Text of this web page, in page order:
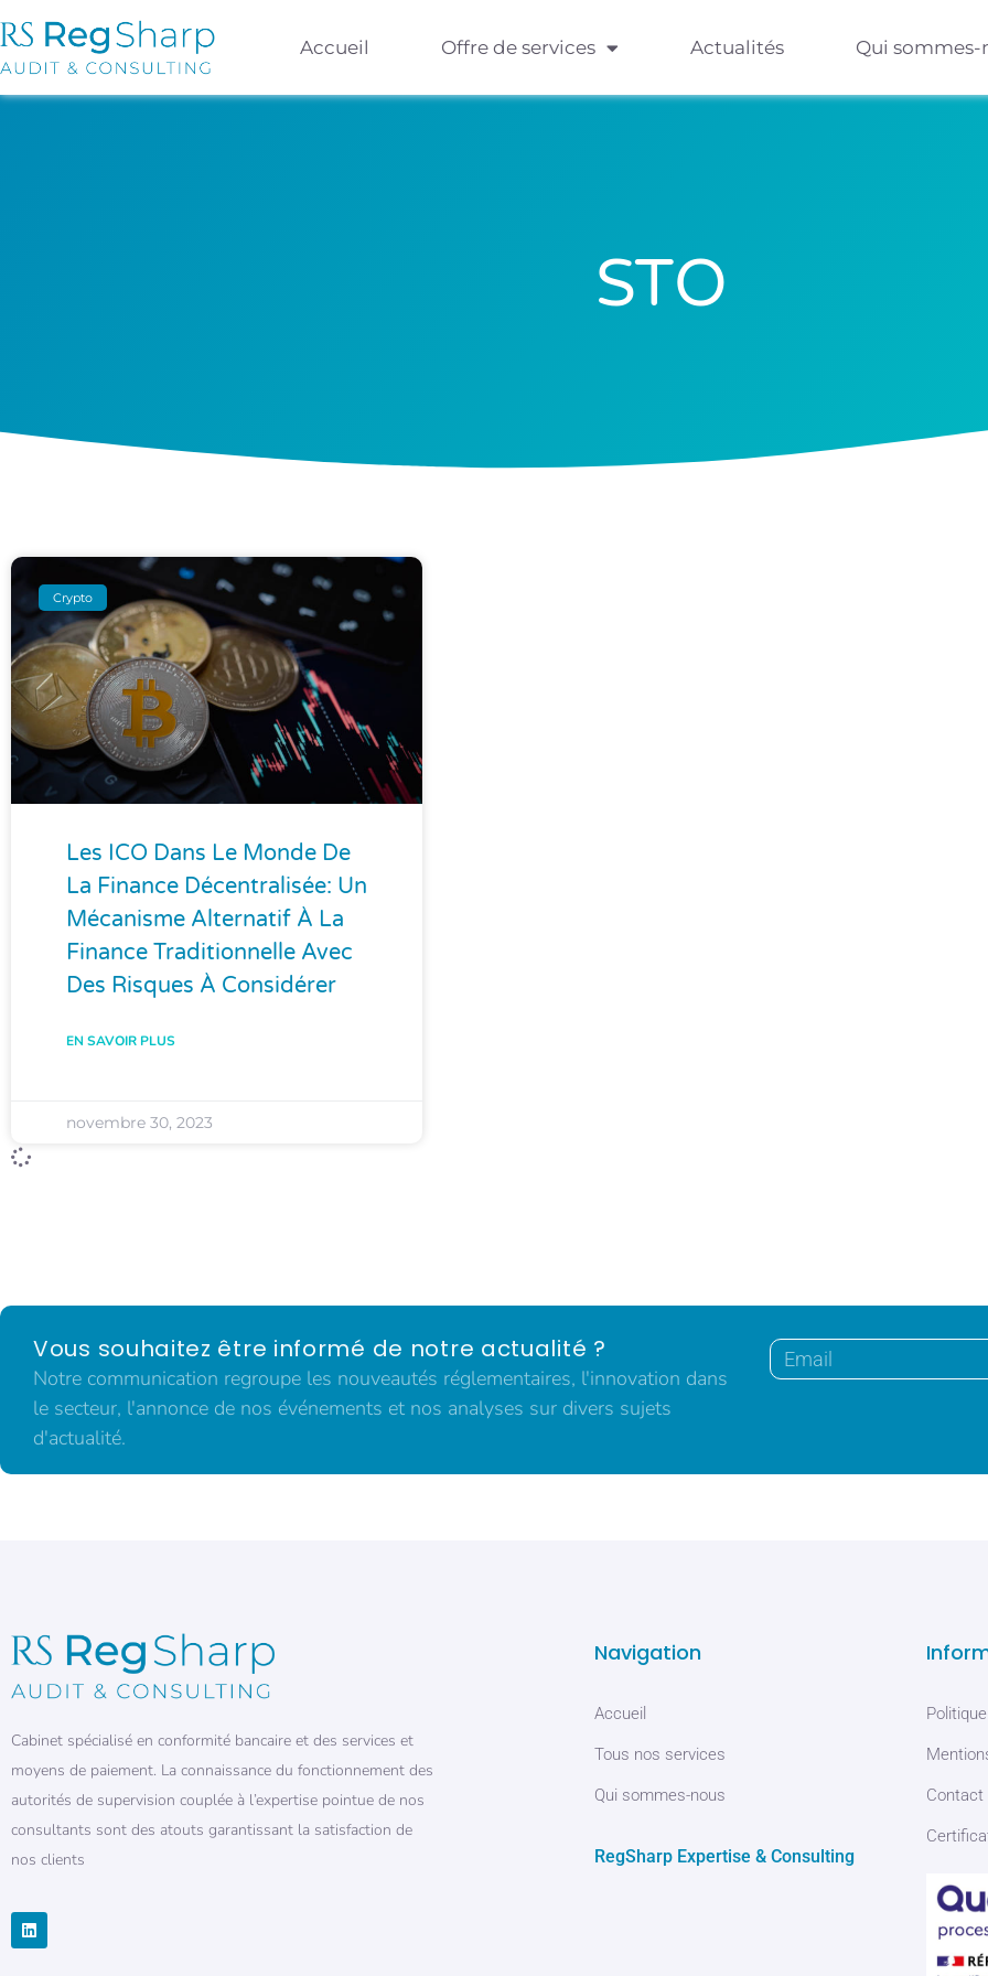
Accueil Offre de services Actualités Qui sommes-
STO
Crypto
Les ICO Dans Le Monde De
La Finance Décentralisée: Un
Mécanisme Alternatif À La
Finance Traditionnelle Avec
Des Risques À Considérer
EN SAVOIR PLUS
novembre 30, 2023
Vous souhaitez être informé de notre actualité ?
Notre communication regroupe les nouveautés réglementaires, l'innovation dans
le secteur, l'annonce de nos événements et nos analyses sur divers sujets
d'actualité.
Cabinet spécialisé en conformité bancaire et des services et
moyens de paiement. La connaissance du fonctionnement des
autorités de supervision couplée à l’expertise pointue de nos
consultants sont des atouts garantissant la satisfaction de
nos clients
Navigation
Accueil
Tous nos services
Qui sommes-nous
RegSharp Expertise & Consulting
Contact